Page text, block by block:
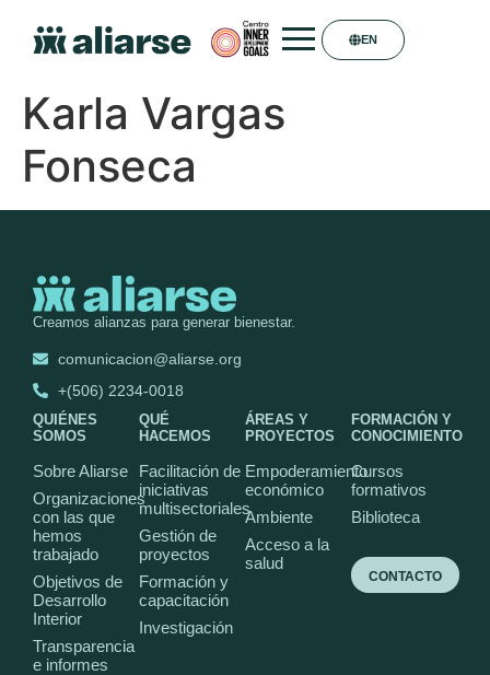
EN
Karla Vargas
Fonseca
Creamos alianzas para generar bienestar.
comunicacion@aliarse.org
+(506) 2234-0018
QUIÉNES
SOMOS
Sobre Aliarse
Organizaciones
con las que
hemos
trabajado
Objetivos de
Desarrollo
Interior
Transparencia
e informes
QUÉ
HACEMOS
Facilitación de
iniciativas
multisectoriales
Gestión de
proyectos
Formación y
capacitación
Investigación
ÁREAS Y
PROYECTOS
Empoderamiento
económico
Ambiente
Acceso a la
salud
FORMACIÓN Y
CONOCIMIENTO
Cursos
formativos
Biblioteca
CONTACTO